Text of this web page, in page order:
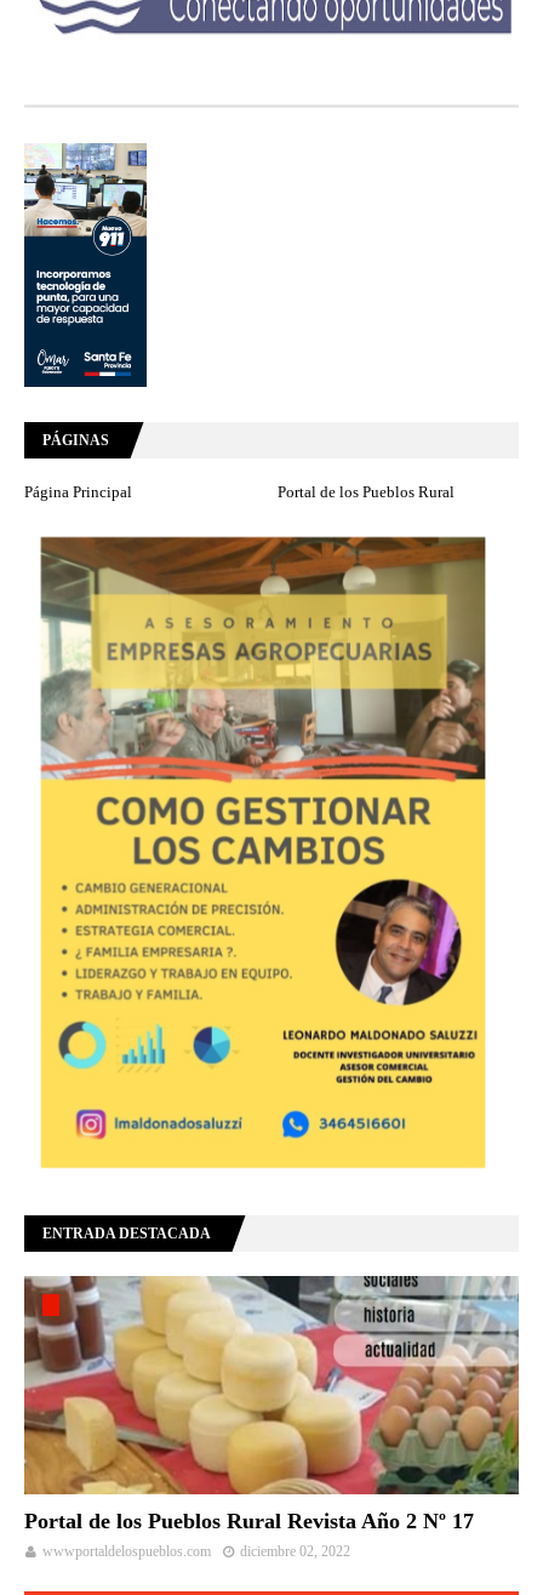
PÁGINAS
Página Principal Portal de los Pueblos Rural
ENTRADA DESTACADA
Portal de los Pueblos Rural Revista Año 2 Nº 17
wwwportaldelospueblos.com diciembre 02, 2022